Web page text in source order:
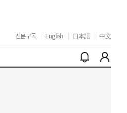
신문구독 English 日本語 中文